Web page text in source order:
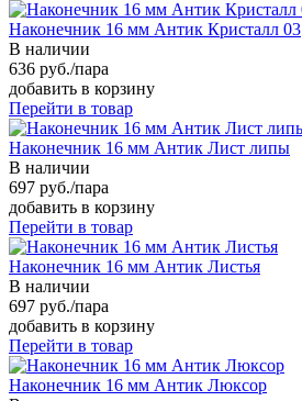
Наконечник 16 мм Антик Кристалл 03
В наличии
636 руб./пара
добавить в корзину
Перейти в товар
Наконечник 16 мм Антик Лист липы
В наличии
697 руб./пара
добавить в корзину
Перейти в товар
Наконечник 16 мм Антик Листья
В наличии
697 руб./пара
добавить в корзину
Перейти в товар
Наконечник 16 мм Антик Люксор